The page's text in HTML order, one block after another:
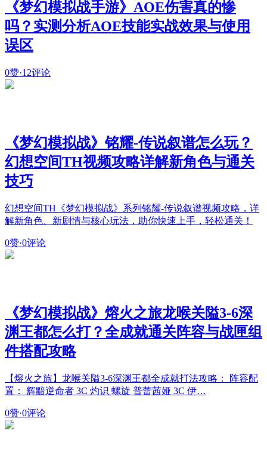
《梦幻模拟战手游》AOE伤害真的惨
吗？实测分析AOE技能实战效果与使用
误区
0赞·12评论
《梦幻模拟战》铭耀-传说叙谱怎么玩？
幻想空间TH视频攻略详解新角色与通关
技巧
幻想空间TH《梦幻模拟战》系列铭耀-传说叙谱视频攻略，详
解新角色、新剧情与核心玩法，助你快速上手，轻松通关！
0赞·0评论
《梦幻模拟战》熔火之旅龙喉关隘3-6深
渊王都怎么打？全成就通关阵容与战匣组
件搭配攻略
【熔火之旅】龙喉关隘3-6深渊王都全成就打法攻略： 阵容配
置： 辉黯逆命者 3C 灼识 螺旋 普蕾茜娅 3C 伊…
0赞·0评论